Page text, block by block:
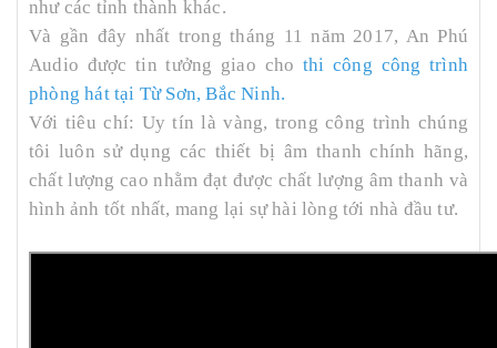
như các tỉnh thành khác.
Và gần đây nhất trong tháng 11 năm 2017, An Phú
Audio được tin tưởng giao cho thi công công trình
phòng hát tại Từ Sơn, Bắc Ninh.
Với tiêu chí: Uy tín là vàng, trong công trình chúng
tôi luôn sử dụng các thiết bị âm thanh chính hãng,
chất lượng cao nhằm đạt được chất lượng âm thanh và
hình ảnh tốt nhất, mang lại sự hài lòng tới nhà đầu tư.